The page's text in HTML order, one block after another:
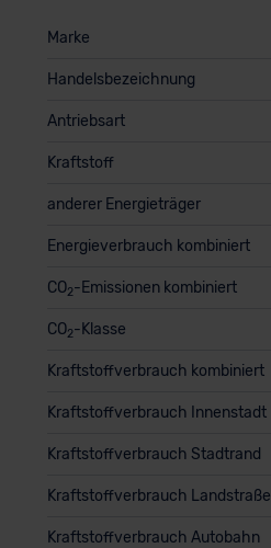
Marke
Handelsbezeichnung
Antriebsart
Kraftstoff
anderer Energieträger
Energieverbrauch kombiniert
CO2-Emissionen kombiniert
CO2-Klasse
Kraftstoffverbrauch kombiniert
Kraftstoffverbrauch Innenstadt
Kraftstoffverbrauch Stadtrand
Kraftstoffverbrauch Landstraße
Kraftstoffverbrauch Autobahn